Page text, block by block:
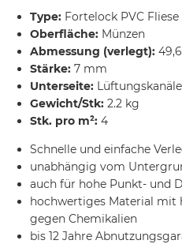
Type: Fortelock PVC Fliese
Oberfläche: Münzen
Abmessung (verlegt):
Stärke: 7 mm
Unterseite: Lüftungskanäle
Gewicht/Stk: 2.2 kg
Stk. pro m²: 4
Schnelle und einfache
unabhängig vom
auch für hohe Punkt- und
hochwertiges Material mit
gegen Chemikalien
bis 12 Jahre